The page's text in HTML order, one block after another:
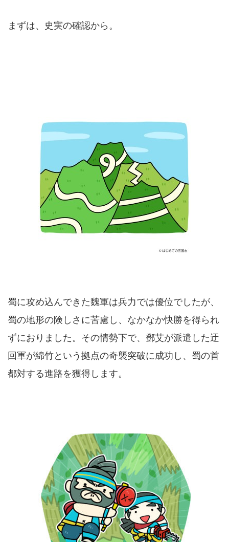
まずは、史実の確認から。
蜀に攻め込んできた魏軍は兵力では優位でしたが、
蜀の地形の険しさに苦慮し、なかなか快勝を得られ
ずにおりました。その情勢下で、鄧艾が派遣した迂
回軍が綿竹という拠点の奇襲突破に成功し、蜀の首
都対する進路を獲得します。